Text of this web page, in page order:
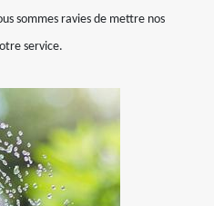
sommes ravies de mettre nos
service.